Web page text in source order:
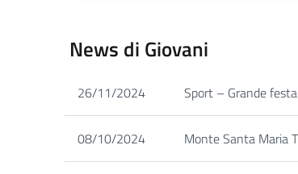
News di Giovani
26/11/2024 Sport – Grande
08/10/2024 Monte Santa Maria